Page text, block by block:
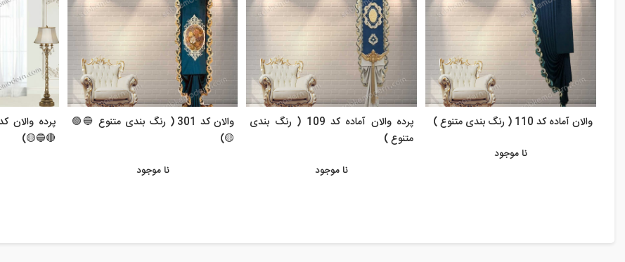
والان آماده کد 110 ( رنگ بندی متنوع )
نا موجود
پرده والان آماده کد 109 ( رنگ بندی
متنوع )
نا موجود
والان کد 301 ( رنگ بندی متنوع 🔵🟢
🟡)
نا موجود
🔴🔵🟡)